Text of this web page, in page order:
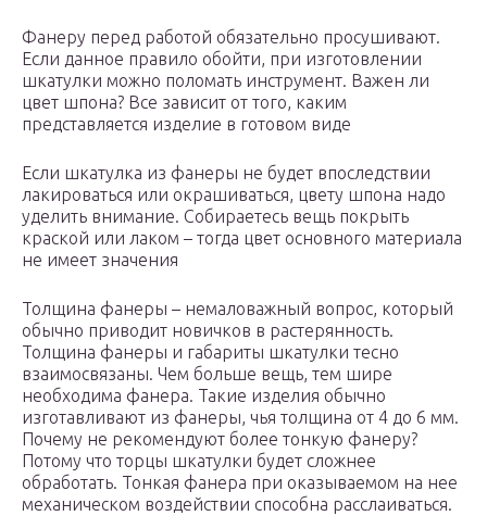
Фанеру перед работой обязательно просушивают.
Если данное правило обойти, при изготовлении
шкатулки можно поломать инструмент. Важен ли
цвет шпона? Все зависит от того, каким
представляется изделие в готовом виде
Если шкатулка из фанеры не будет впоследствии
лакироваться или окрашиваться, цвету шпона надо
уделить внимание. Собираетесь вещь покрыть
краской или лаком – тогда цвет основного материала
не имеет значения
Толщина фанеры – немаловажный вопрос, который
обычно приводит новичков в растерянность.
Толщина фанеры и габариты шкатулки тесно
взаимосвязаны. Чем больше вещь, тем шире
необходима фанера. Такие изделия обычно
изготавливают из фанеры, чья толщина от 4 до 6 мм.
Почему не рекомендуют более тонкую фанеру?
Потому что торцы шкатулки будет сложнее
обработать. Тонкая фанера при оказываемом на нее
механическом воздействии способна расслаиваться.